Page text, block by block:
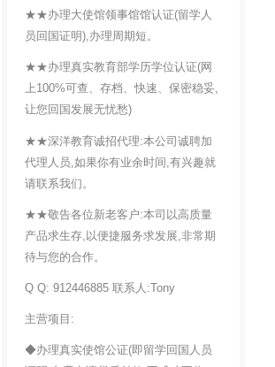
★★办理大使馆领事馆馆认证(留学人
员回国证明),办理周期短。
★★办理真实教育部学历学位认证(网
上100%可查、存档、快速、保密稳妥,
让您回国发展无忧愁)
★★深洋教育诚招代理:本公司诚聘加
代理人员,如果你有业余时间,有兴趣就
请联系我们。
★★敬告各位新老客户:本司以高质量
产品求生存,以便捷服务求发展,非常期
待与您的合作。
Q Q: 912446885 联系人:Tony
主营项目:
◆办理真实使馆公证(即留学回国人员